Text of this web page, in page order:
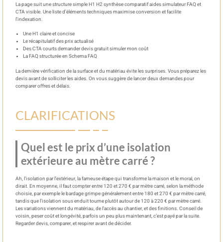
La page suit une structure simple H1 H2 synthèse comparatif aides simulateur FAQ et
CTA visible. Une liste d’éléments techniques maximise conversion et facilite
l’indexation.
Une H1 claire et concise
Le récapitulatif des prix actualisé
Des CTA courts demander devis gratuit simuler mon coût
La FAQ structurée en Schema FAQ
La dernière vérification de la surface et du matériau évite les surprises. Vous préparez les
devis avant de solliciter les aides. On vous suggère de lancer deux demandes pour
comparer offres et délais.
CLARIFICATIONS
Quel est le prix d’une isolation
extérieure au mètre carré ?
Ah, l’isolation par l’extérieur, la fameuse étape qui transforme la maison et le moral, on
dirait. En moyenne, il faut compter entre 120 et 270 € par mètre carré, selon la méthode
choisie, par exemple le bardage grimpe généralement entre 180 et 270 € par mètre carré,
tandis que l’isolation sous enduit tourne plutôt autour de 120 à 220 € par mètre carré.
Les variations viennent du matériau, de l’accès au chantier, et des finitions. Conseil de
voisin, peser coût et longévité, parfois un peu plus maintenant, c’est payé par la suite.
Regarder devis, comparer, et respirer avant de décider.